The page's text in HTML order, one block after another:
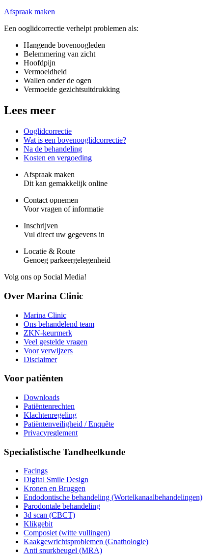
Afspraak maken
Een ooglidcorrectie verhelpt problemen als:
Hangende bovenoogleden
Belemmering van zicht
Hoofdpijn
Vermoeidheid
Wallen onder de ogen
Vermoeide gezichtsuitdrukking
Lees meer
Ooglidcorrectie
Wat is een bovenooglidcorrectie?
Na de behandeling
Kosten en vergoeding
Afspraak maken
Dit kan gemakkelijk online
Contact opnemen
Voor vragen of informatie
Inschrijven
Vul direct uw gegevens in
Locatie & Route
Genoeg parkeergelegenheid
Volg ons op Social Media!
Over Marina Clinic
Marina Clinic
Ons behandelend team
ZKN-keurmerk
Veel gestelde vragen
Voor verwijzers
Disclaimer
Voor patiënten
Downloads
Patiëntenrechten
Klachtenregeling
Patiëntenveiligheid / Enquête
Privacyreglement
Specialistische Tandheelkunde
Facings
Digital Smile Design
Kronen en Bruggen
Endodontische behandeling (Wortelkanaalbehandelingen)
Parodontale behandeling
3d scan (CBCT)
Klikgebit
Composiet (witte vullingen)
Kaakgewrichtsproblemen (Gnathologie)
Anti snurkbeugel (MRA)